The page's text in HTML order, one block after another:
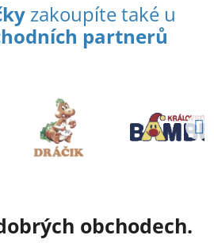
zakoupíte také u
partnerů
obchodech.